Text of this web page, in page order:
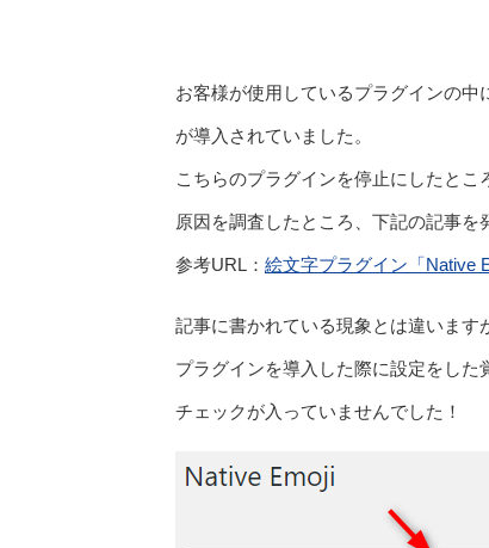
お客様が使用しているプラグインの
が導入されていました。
こちらのプラグインを停止にしたとこ
原因を調査したところ、下記の記事を
参考URL： 絵文字プラグイン「Native
記事に書かれている現象とは違います
プラグインを導入した際に設定をし
チェックが入っていませんでした！